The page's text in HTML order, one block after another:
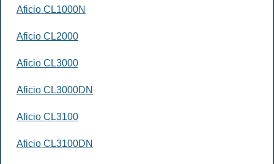
Aficio CL1000N
Aficio CL2000
Aficio CL3000
Aficio CL3000DN
Aficio CL3100
Aficio CL3100DN